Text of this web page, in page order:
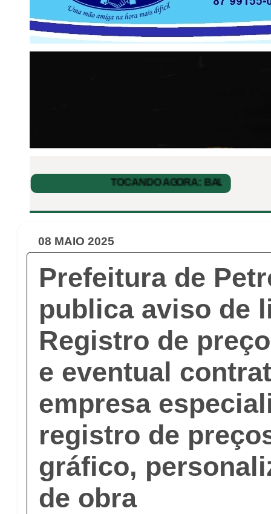
08 MAIO 2025
Prefeitura de
publica aviso de
Registro de
e eventual
empresa
registro de
gráfico,
de obra